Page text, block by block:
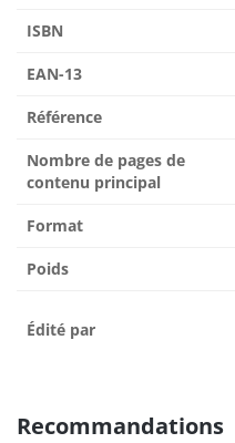
ISBN
EAN-13
Référence
Nombre de pages de
contenu principal
Format
Poids
Édité par
Recommandations